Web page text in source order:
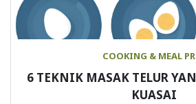
COOKING & MEAL
6 TEKNIK MASAK TELUR
KUASAI